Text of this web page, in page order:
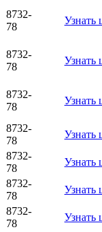
8732-
78
Узнать
8732-
78
Узнать
8732-
78
Узнать
8732-
78
Узнать
8732-
78
Узнать
8732-
78
Узнать
8732-
78
Узнать